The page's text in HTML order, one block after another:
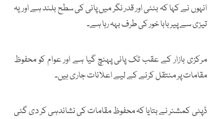
انہوں نے کہا کہ بٹئی اور قدر نگر میں پانی کی سطح بلند ہے اور یہ
تیزی سے پیربابا خور کی طرف بہہ رہا ہے۔
مرکزی بازار کے عقب تک پانی پہنچ گیا ہے اور عوام کو محفوظ
مقامات پر منتقل کرنے کے لیے اعلانات جاری ہیں۔
ڈپٹی کمشنر نے بتایا کہ محفوظ مقامات کی نشاندہی کر دی گئی